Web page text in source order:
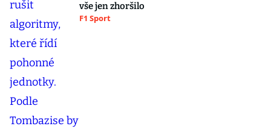
vše jen zhoršilo
F1 Sport